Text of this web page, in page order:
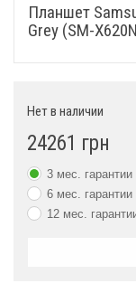
Навигация
Цвет
Планшет
Grey (SM-
Нет в наличии
24261 грн
3 мес. гарантии
6 мес. гарантии
12 мес.